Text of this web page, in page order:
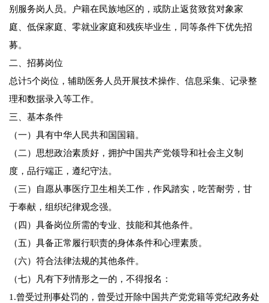
别服务岗人员。户籍在民族地区的，或防止返贫致贫对象家
庭、低保家庭、零就业家庭和残疾毕业生，同等条件下优先招
募。
二、招募岗位
总计5个岗位，辅助医务人员开展技术操作、信息采集、记录整
理和数据录入等工作。
三、基本条件
（一）具有中华人民共和国国籍。
（二）思想政治素质好，拥护中国共产党领导和社会主义制
度，品行端正，遵纪守法。
（三）自愿从事医疗卫生相关工作，作风踏实，吃苦耐劳，甘
于奉献，组织纪律观念强。
（四）具备岗位所需的专业、技能和其他条件。
（五）具备正常履行职责的身体条件和心理素质。
（六）符合法律法规的其他条件。
（七）凡有下列情形之一的，不得报名：
1.曾受过刑事处罚的，曾受过开除中国共产党党籍等党纪政务处